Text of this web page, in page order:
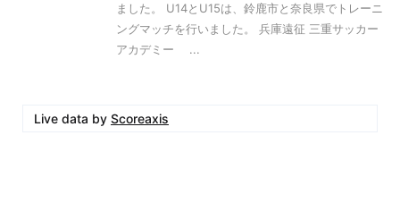
ました。 U14とU15は、鈴鹿市と奈良県でトレーニ
ングマッチを行いました。 兵庫遠征 三重サッカー
アカデミー ...
Live data by Scoreaxis